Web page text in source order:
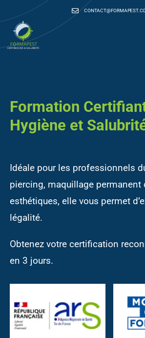
au
contenu
Nos autres formations
Renouvellement
Financement
Contact
Formation
Hygiène et
Idéale pour les professionnels
piercing, maquillage permanent
esthétiques, elle vous permet
légalité.
Obtenez votre certification
en 3 jours.